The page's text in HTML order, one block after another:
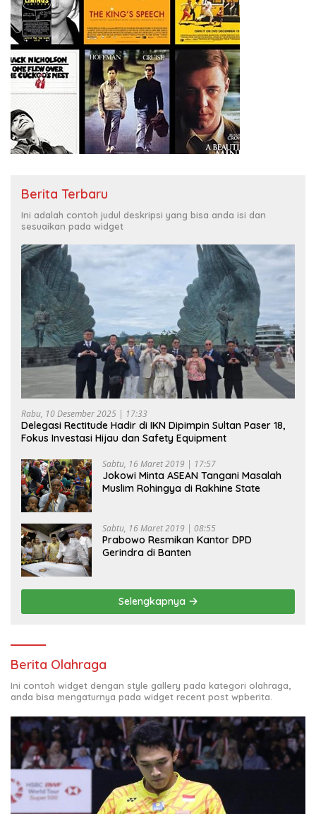
Berita Terbaru
Ini adalah contoh judul deskripsi yang bisa anda isi dan
sesuaikan pada widget
Rabu, 10 Desember 2025 | 17:33
Delegasi Rectitude Hadir di IKN Dipimpin Sultan Paser 18,
Fokus Investasi Hijau dan Safety Equipment
Sabtu, 16 Maret 2019 | 17:57
Jokowi Minta ASEAN Tangani Masalah
Muslim Rohingya di Rakhine State
Sabtu, 16 Maret 2019 | 08:55
Prabowo Resmikan Kantor DPD
Gerindra di Banten
Selengkapnya
Berita Olahraga
Ini contoh widget dengan style gallery pada kategori olahraga,
anda bisa mengaturnya pada widget recent post wpberita.